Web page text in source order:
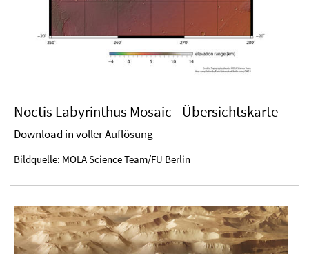
Noctis Labyrinthus Mosaic - Übersichtskarte
Download in voller Auflösung
Bildquelle: MOLA Science Team/FU Berlin